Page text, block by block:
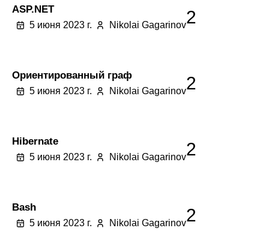
ASP.NET
5 июня 2023 г. Nikolai Gagarinov2
Ориентированный граф
5 июня 2023 г. Nikolai Gagarinov2
Hibernate
5 июня 2023 г. Nikolai Gagarinov2
Bash
5 июня 2023 г. Nikolai Gagarinov2